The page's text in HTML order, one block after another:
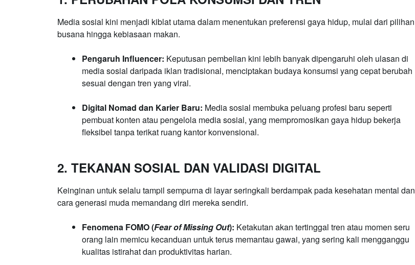
Media sosial kini menjadi kiblat utama dalam menentukan preferensi gaya hidup, mulai dari pilihan
busana hingga kebiasaan makan.
Pengaruh Influencer: Keputusan pembelian kini lebih banyak dipengaruhi oleh ulasan di
media sosial daripada iklan tradisional, menciptakan budaya konsumsi yang cepat berubah
sesuai dengan tren yang viral.
Digital Nomad dan Karier Baru: Media sosial membuka peluang profesi baru seperti
pembuat konten atau pengelola media sosial, yang mempromosikan gaya hidup bekerja
fleksibel tanpa terikat ruang kantor konvensional.
2. TEKANAN SOSIAL DAN VALIDASI DIGITAL
Keinginan untuk selalu tampil sempurna di layar seringkali berdampak pada kesehatan mental dan
cara generasi muda memandang diri mereka sendiri.
Fenomena FOMO (Fear of Missing Out): Ketakutan akan tertinggal tren atau momen seru
orang lain memicu kecanduan untuk terus memantau gawai, yang sering kali mengganggu
kualitas istirahat dan produktivitas harian.